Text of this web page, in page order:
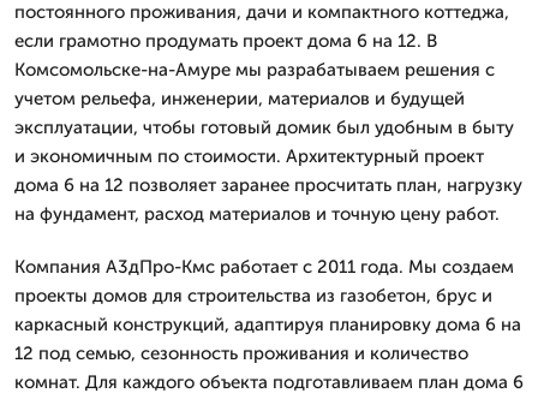
постоянного проживания, дачи и компактного коттеджа,
если грамотно продумать проект дома 6 на 12. В
Комсомольске-на-Амуре мы разрабатываем решения с
учетом рельефа, инженерии, материалов и будущей
эксплуатации, чтобы готовый домик был удобным в быту
и экономичным по стоимости. Архитектурный проект
дома 6 на 12 позволяет заранее просчитать план, нагрузку
на фундамент, расход материалов и точную цену работ.
Компания А3дПро-Кмс работает с 2011 года. Мы создаем
проекты домов для строительства из газобетон, брус и
каркасный конструкций, адаптируя планировку дома 6 на
12 под семью, сезонность проживания и количество
комнат. Для каждого объекта подготавливаем план дома 6